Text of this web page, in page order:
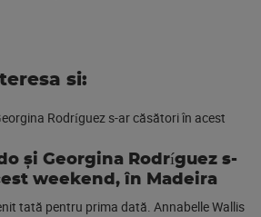
si:
și Georgina Rodríguez s-
weekend, în Madeira